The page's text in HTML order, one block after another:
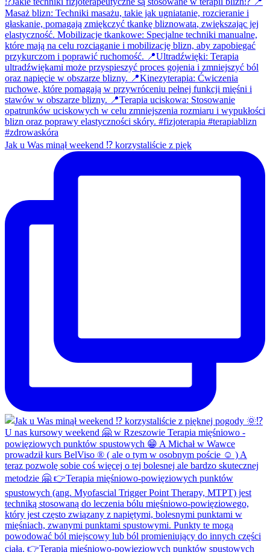
Jak u Was minął weekend ⁉️ korzystaliście z pięk